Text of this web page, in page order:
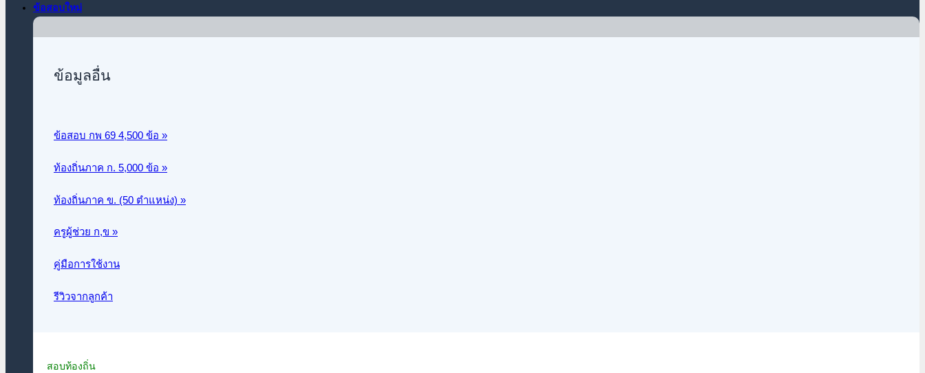
ข้อสอบใหม่
ข้อมูลอื่น
ข้อสอบ กพ 69 4,500 ข้อ »
ท้องถิ่นภาค ก. 5,000 ข้อ »
ท้องถิ่นภาค ข. (50 ตำแหน่ง) »
ครูผู้ช่วย ก,ข »
คู่มือการใช้งาน
รีวิวจากลูกค้า
สอบท้องถิ่น